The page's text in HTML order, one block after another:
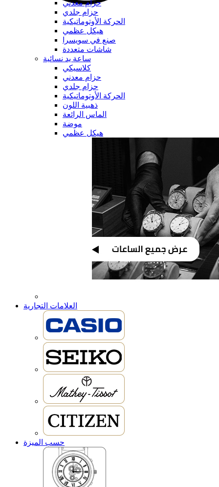
حزام معدني
حزام جلدي
الحركة الأوتوماتيكية
هيكل عظمي
صنع في سويسرا
شاشات متعددة
ساعة يد نسائية
كلاسيكي
حزام معدني
حزام جلدي
الحركة الأوتوماتيكية
ذهبية اللون
الماس الرائعة
موضة
هيكل عظمي
العلامات التجارية
حسب الميزة